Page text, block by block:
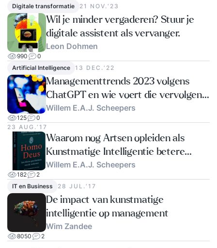
Digitale transformatie 21 NOV.‘23
Wil je minder vergaderen? Stuur je
digitale assistent als vervanger.
Leon Dohmen
990
0
Artificial Intelligence
13 DEC.‘22
Managementtrends 2023 volgens
ChatGPT en wie voert die vervolgens
uit: een Manager of AI?
Willem E.A.J. Scheepers
125
0
23 AUG.‘17
Waarom nog Artsen opleiden als
Kunstmatige Intelligentie betere
diagnoses stelt?
Willem E.A.J. Scheepers
182
2
IT en Business
28 JUL.‘17
De impact van kunstmatige
intelligentie op management
Wim Zandee
8050 2